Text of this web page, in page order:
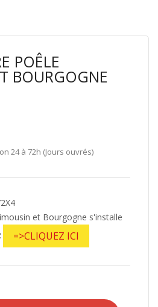
POÊLE
BOURGOGNE
24 à 72h (Jours ouvrés)
et Bourgogne s'installe
=>CLIQUEZ ICI